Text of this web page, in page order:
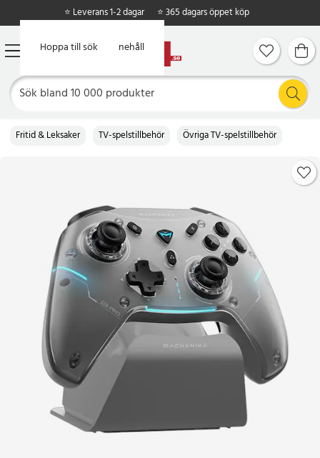
Hoppa till huvudinnehåll
Hoppa till sök
⭐ Leverans 1-2 dagar ⭐ 365 dagars öppet köp
Fritid & Leksaker TV-spelstillbehör Övriga TV-spelstillbehör